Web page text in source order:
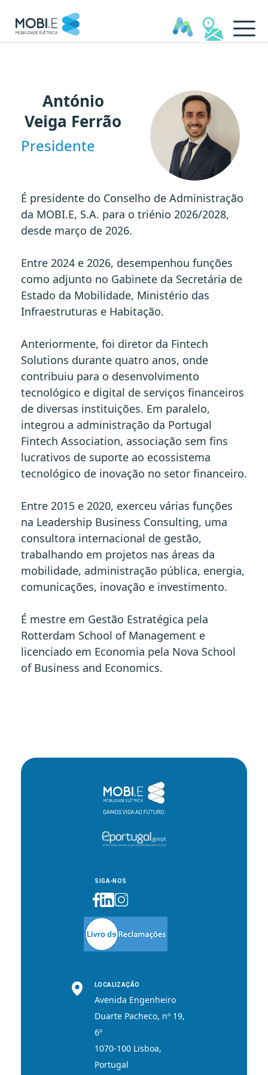
António
Veiga Ferrão
Presidente
É presidente do Conselho de Administração
da MOBI.E, S.A. para o triénio 2026/2028,
desde março de 2026.
Entre 2024 e 2026, desempenhou funções
como adjunto no Gabinete da Secretária de
Estado da Mobilidade, Ministério das
Infraestruturas e Habitação.
Anteriormente, foi diretor da Fintech
Solutions durante quatro anos, onde
contribuiu para o desenvolvimento
tecnológico e digital de serviços financeiros
de diversas instituições. Em paralelo,
integrou a administração da Portugal
Fintech Association, associação sem fins
lucrativos de suporte ao ecossistema
tecnológico de inovação no setor financeiro.
Entre 2015 e 2020, exerceu várias funções
na Leadership Business Consulting, uma
consultora internacional de gestão,
trabalhando em projetos nas áreas da
mobilidade, administração pública, energia,
comunicações, inovação e investimento.
É mestre em Gestão Estratégica pela
Rotterdam School of Management e
licenciado em Economia pela Nova School
of Business and Economics.
SIGA-NOS
LOCALIZAÇÃO
Avenida Engenheiro
Duarte Pacheco, nº 19,
6º
1070-100 Lisboa,
Portugal